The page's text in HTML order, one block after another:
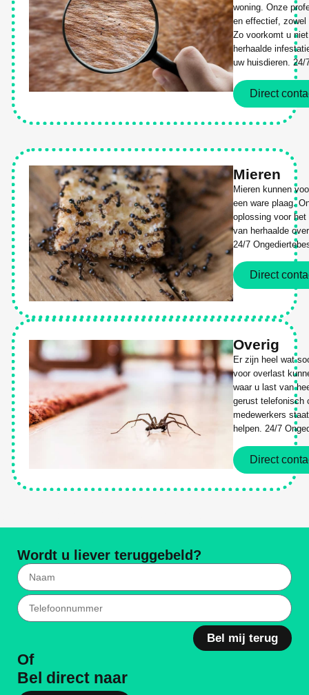
woning. Onze
en effectief, zowel
Zo voorkomt u
herhaalde
uw huisdieren. 24/
Direct
Mieren
Mieren kunnen
een ware plaag.
oplossing voor
van herhaalde
24/7
Direct
Overig
Er zijn heel wat
voor overlast
waar u last van
gerust telefonisch
medewerkers
helpen. 24/7
Direct
Wordt u liever teruggebeld?
Bel mij terug
Of
Bel direct naar